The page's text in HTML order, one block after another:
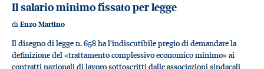
Il salario minimo fissato per legge
di Enzo Martino
Il disegno di legge n. 658 ha l'indiscutibile pregio di demandare la
definizione del «trattamento complessivo economico minimo» ai
contratti nazionali di lavoro sottoscritti dalle associazioni sindacali